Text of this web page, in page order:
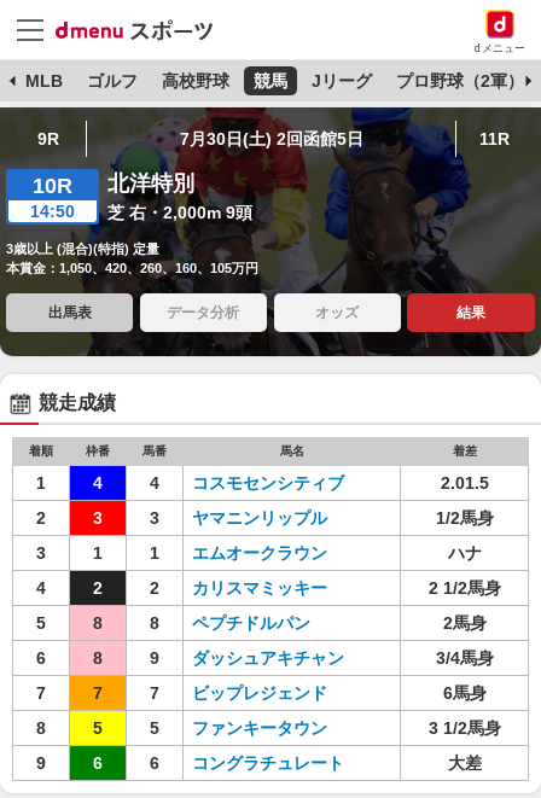
dメニュー
MLB ゴルフ 高校野球 競馬 Jリーグ プロ野球（2軍）
9R 7月30日(土) 2回函館5日 11R
10R
14:50
北洋特別
芝 右・2,000m 9頭
3歳以上 (混合)(特指) 定量
本賞金：1,050、420、260、160、105万円
出馬表 データ分析 オッズ 結果
競走成績
着順 枠番 馬番 馬名 着差
1 4 4 コスモセンシティブ
2.01.5
2
3 3 ヤマニンリップル
1/2馬身
3
1 1 エムオークラウン
ハナ
4
2 2 カリスマミッキー
2 1/2馬身
5
8 8 ペプチドルパン
2馬身
6
8 9 ダッシュアキチャン
3/4馬身
7
7 7 ビップレジェンド
6馬身
8
5 5 ファンキータウン
3 1/2馬身
9
6 6 コングラチュレート 大差